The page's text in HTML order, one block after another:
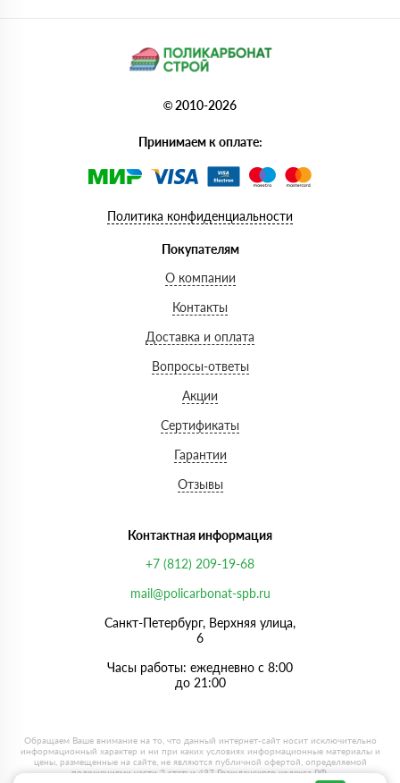
© 2010-2026
Принимаем к оплате:
Политика конфиденциальности
Покупателям
О компании
Контакты
Доставка и оплата
Вопросы-ответы
Акции
Сертификаты
Гарантии
Отзывы
Контактная информация
+7 (812) 209-19-68
mail@policarbonat-spb.ru
Санкт-Петербург, Верхняя улица,
6
Часы работы: ежедневно с 8:00
до 21:00